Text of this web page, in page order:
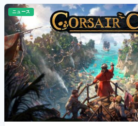
ニュース